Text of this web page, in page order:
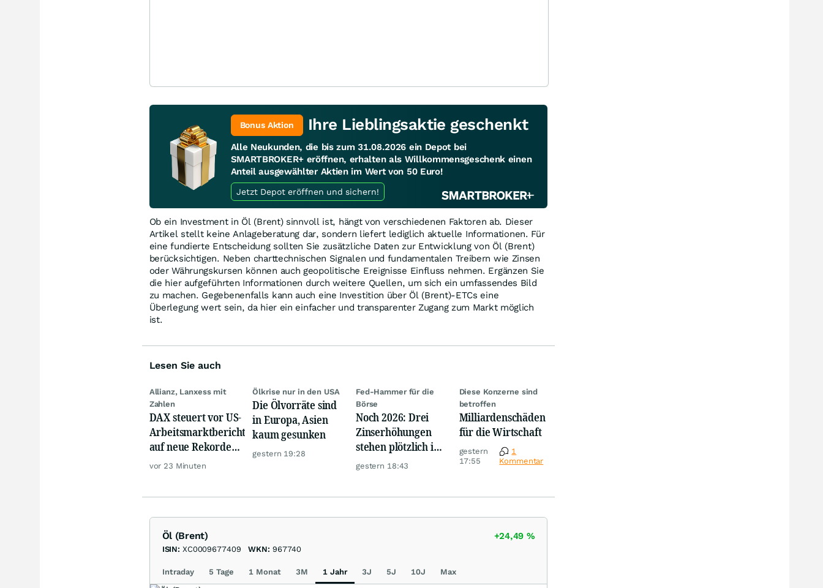
Bonus Aktion Ihre Lieblingsaktie geschenkt
Alle Neukunden, die bis zum 31.08.2026 ein Depot bei
SMARTBROKER+ eröffnen, erhalten als Willkommensgeschenk einen
Anteil ausgewählter Aktien im Wert von 50 Euro!
Jetzt Depot eröffnen und sichern!
Ob ein Investment in Öl (Brent) sinnvoll ist, hängt von verschiedenen Faktoren ab. Dieser
Artikel stellt keine Anlageberatung dar, sondern liefert lediglich aktuelle Informationen. Für
eine fundierte Entscheidung sollten Sie zusätzliche Daten zur Entwicklung von Öl (Brent)
berücksichtigen. Neben charttechnischen Signalen und fundamentalen Treibern wie Zinsen
oder Währungskursen können auch geopolitische Ereignisse Einfluss nehmen. Ergänzen Sie
die hier aufgeführten Informationen durch weitere Quellen, um sich ein umfassendes Bild
zu machen. Gegebenenfalls kann auch eine Investition über Öl (Brent)-ETCs eine
Überlegung wert sein, da hier ein einfacher und transparenter Zugang zum Markt möglich
ist.
Lesen Sie auch
Allianz, Lanxess mit
Zahlen
DAX steuert vor US-
Arbeitsmarktbericht
auf neue Rekorde
zu, Öl steigt
vor 23 Minuten
Ölkrise nur in den USA
Die Ölvorräte sind
in Europa, Asien
kaum gesunken
gestern 19:28
Fed-Hammer für die
Börse
Noch 2026: Drei
Zinserhöhungen
stehen plötzlich im
Raum
gestern 18:43
Diese Konzerne sind
betroffen
Milliardenschäden
für die Wirtschaft
gestern
17:55
1
Kommentar
Öl (Brent) +24,49 %
ISIN: XC0009677409 WKN: 967740
Intraday 5 Tage 1 Monat 3M 1 Jahr 3J 5J 10J Max